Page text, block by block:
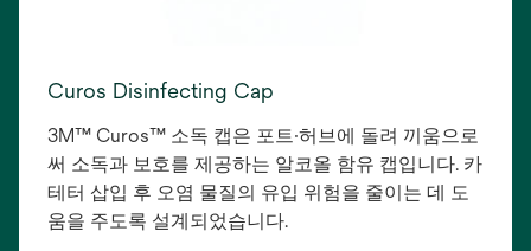
Curos Disinfecting Cap
3M™ Curos™ 소독 캡은 포트·허브에 돌려 끼움으로
써 소독과 보호를 제공하는 알코올 함유 캡입니다. 카
테터 삽입 후 오염 물질의 유입 위험을 줄이는 데 도
움을 주도록 설계되었습니다.